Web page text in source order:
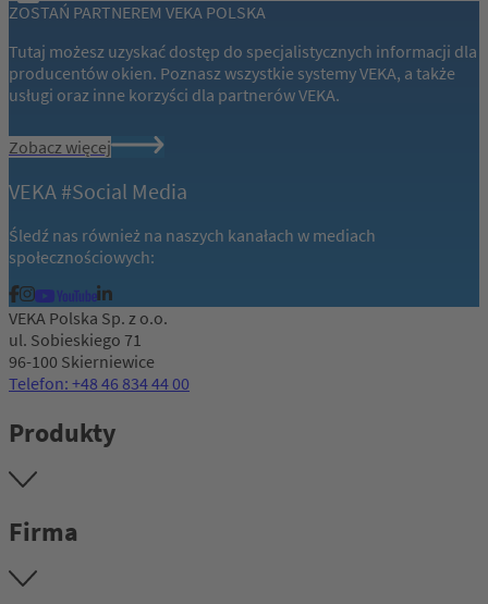
ZOSTAŃ PARTNEREM VEKA POLSKA
Tutaj możesz uzyskać dostęp do specjalistycznych informacji dla
producentów okien. Poznasz wszystkie systemy VEKA, a także
usługi oraz inne korzyści dla partnerów VEKA.
Zobacz więcej
VEKA #Social Media
Śledź nas również na naszych kanałach w mediach
społecznościowych:
VEKA Polska Sp. z o.o.
ul. Sobieskiego 71
96-100 Skierniewice
Telefon: +48 46 834 44 00
Produkty
Firma